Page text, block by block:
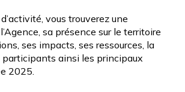
vous trouverez une
sa présence sur le territoire
ses impacts, ses ressources, la
ainsi les principaux
2025.